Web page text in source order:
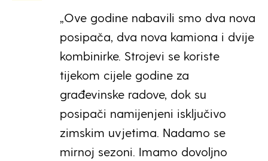
„Ove godine nabavili smo dva nova
posipača, dva nova kamiona i dvije
kombinirke. Strojevi se koriste
tijekom cijele godine za
građevinske radove, dok su
posipači namijenjeni isključivo
zimskim uvjetima. Nadamo se
mirnoj sezoni. Imamo dovoljno